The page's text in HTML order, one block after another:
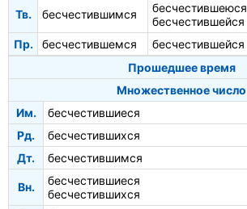
Тв. бесчестившимся
бесчестившеюся
бесчестившейся
Пр. бесчестившемся бесчестившейся
Прошедшее время
Множественное число
Им.
бесчестившиеся
Рд.
бесчестившихся
Дт.
бесчестившимся
Вн.
бесчестившиеся
бесчестившихся